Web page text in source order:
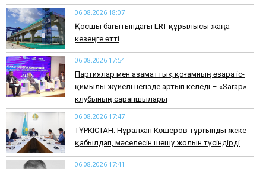
06.08.2026 18:07
Қосшы бағытындағы LRT құрылысы жаңа
кезеңге өтті
06.08.2026 17:54
Партиялар мен азаматтық қоғамның өзара іс-
қимылы жүйелі негізде артып келеді – «Sarap»
клубының сарапшылары
06.08.2026 17:47
ТҮРКІСТАН: Нұралхан Көшеров тұрғынды жеке
қабылдап, мәселесін шешу жолын түсіндірді
06.08.2026 17:41